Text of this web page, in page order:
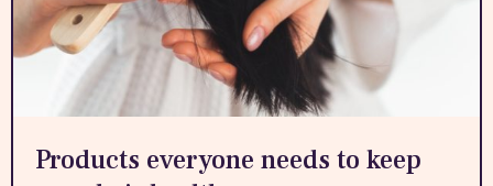
Products everyone needs to keep